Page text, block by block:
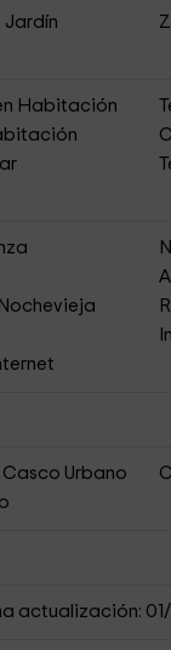
Jardín
Habitación
Urbano
actualización: